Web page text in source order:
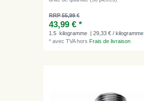
RRP 55,99 €
43,99 € *
1.5 kilogramme | 29,33 € / kilogramme
*avec TVAhorsFrais de livraison